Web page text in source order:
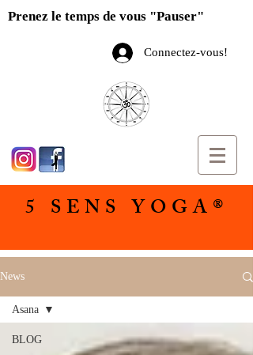
Prenez le temps de vous "Pauser"
Connectez-vous!
5 SENS YOGA®
News
BLOG
Asana